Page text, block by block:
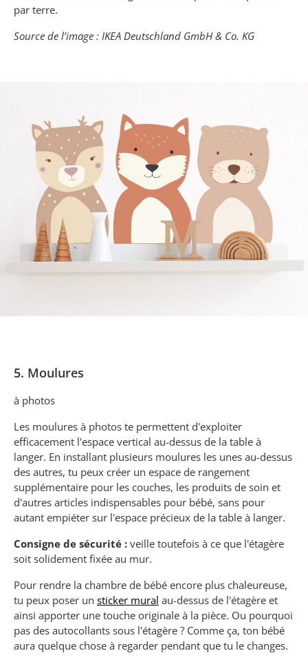
par terre.
Source de l’image : IKEA Deutschland GmbH & Co. KG
5. Moulures
à photos
Les moulures à photos te permettent d'exploiter
efficacement l'espace vertical au-dessus de la table à
langer. En installant plusieurs moulures les unes au-dessus
des autres, tu peux créer un espace de rangement
supplémentaire pour les couches, les produits de soin et
d'autres articles indispensables pour bébé, sans pour
autant empiéter sur l'espace précieux de la table à langer.
Consigne de sécurité : veille toutefois à ce que l'étagère
soit solidement fixée au mur.
Pour rendre la chambre de bébé encore plus chaleureuse,
tu peux poser un sticker mural au-dessus de l'étagère et
ainsi apporter une touche originale à la pièce. Ou pourquoi
pas des autocollants sous l'étagère ? Comme ça, ton bébé
aura quelque chose à regarder pendant que tu le changes.